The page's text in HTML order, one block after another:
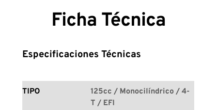
Ficha Técnica
Especificaciones Técnicas
TIPO
125cc / Monocilíndrico / 4-
T / EFI